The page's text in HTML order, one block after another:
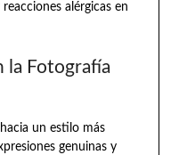
alérgicas en
la Fotografía
un estilo más
genuinas y